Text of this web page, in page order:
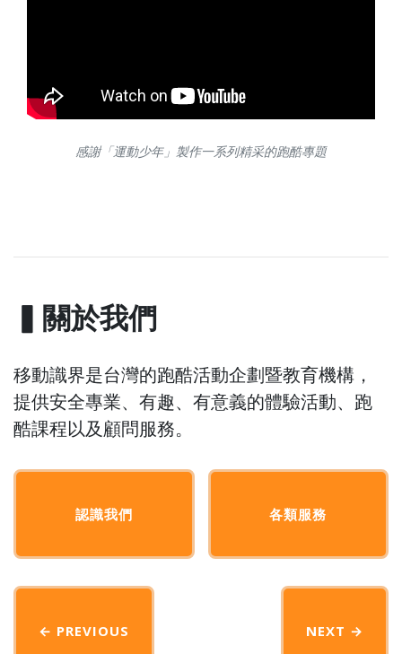
感謝「運動少年」製作一系列精采的跑酷專題
▍關於我們
移動識界是台灣的跑酷活動企劃暨教育機構，
提供安全專業、有趣、有意義的體驗活動、跑
酷課程以及顧問服務。
認識我們 各類服務
← PREVIOUS NEXT →